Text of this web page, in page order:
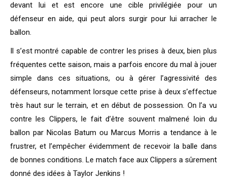
devant lui et est encore une cible privilégiée pour un
défenseur en aide, qui peut alors surgir pour lui arracher le
ballon.
Il s’est montré capable de contrer les prises à deux, bien plus
fréquentes cette saison, mais a parfois encore du mal à jouer
simple dans ces situations, ou à gérer l’agressivité des
défenseurs, notamment lorsque cette prise à deux s’effectue
très haut sur le terrain, et en début de possession. On l’a vu
contre les Clippers, le fait d’être souvent malmené loin du
ballon par Nicolas Batum ou Marcus Morris a tendance à le
frustrer, et l’empêcher évidemment de recevoir la balle dans
de bonnes conditions. Le match face aux Clippers a sûrement
donné des idées à Taylor Jenkins !